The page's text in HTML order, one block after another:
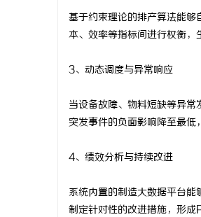
基于约束理论的排产算法能够
本、效率等指标间进行权衡，
3、动态调度与异常响应
当设备故障、物料短缺等异
突发事件的负面影响降至最低
4、绩效分析与持续改进
系统内置的制造大数据平台能
制定针对性的改进措施，形成